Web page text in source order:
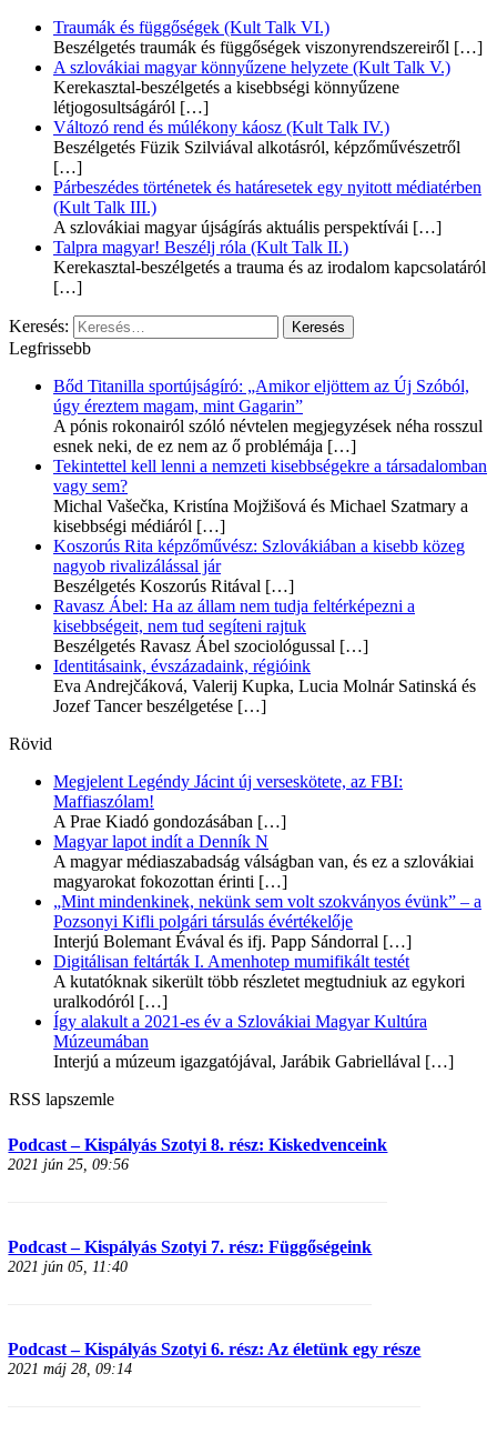
Traumák és függőségek (Kult Talk VI.)
Beszélgetés traumák és függőségek viszonyrendszereiről […]
A szlovákiai magyar könnyűzene helyzete (Kult Talk V.)
Kerekasztal-beszélgetés a kisebbségi könnyűzene
létjogosultságáról […]
Változó rend és múlékony káosz (Kult Talk IV.)
Beszélgetés Füzik Szilviával alkotásról, képzőművészetről
[…]
Párbeszédes történetek és határesetek egy nyitott médiatérben
(Kult Talk III.)
A szlovákiai magyar újságírás aktuális perspektívái […]
Talpra magyar! Beszélj róla (Kult Talk II.)
Kerekasztal-beszélgetés a trauma és az irodalom kapcsolatáról
[…]
Keresés:
Legfrissebb
Bőd Titanilla sportújságíró: „Amikor eljöttem az Új Szóból,
úgy éreztem magam, mint Gagarin”
A pónis rokonairól szóló névtelen megjegyzések néha rosszul
esnek neki, de ez nem az ő problémája […]
Tekintettel kell lenni a nemzeti kisebbségekre a társadalomban
vagy sem?
Michal Vašečka, Kristína Mojžišová és Michael Szatmary a
kisebbségi médiáról […]
Koszorús Rita képzőművész: Szlovákiában a kisebb közeg
nagyob rivalizálással jár
Beszélgetés Koszorús Ritával […]
Ravasz Ábel: Ha az állam nem tudja feltérképezni a
kisebbségeit, nem tud segíteni rajtuk
Beszélgetés Ravasz Ábel szociológussal […]
Identitásaink, évszázadaink, régióink
Eva Andrejčáková, Valerij Kupka, Lucia Molnár Satinská és
Jozef Tancer beszélgetése […]
Rövid
Megjelent Legéndy Jácint új verseskötete, az FBI:
Maffiaszólam!
A Prae Kiadó gondozásában […]
Magyar lapot indít a Denník N
A magyar médiaszabadság válságban van, és ez a szlovákiai
magyarokat fokozottan érinti […]
„Mint mindenkinek, nekünk sem volt szokványos évünk” – a
Pozsonyi Kifli polgári társulás évértékelője
Interjú Bolemant Évával és ifj. Papp Sándorral […]
Digitálisan feltárták I. Amenhotep mumifikált testét
A kutatóknak sikerült több részletet megtudniuk az egykori
uralkodóról […]
Így alakult a 2021-es év a Szlovákiai Magyar Kultúra
Múzeumában
Interjú a múzeum igazgatójával, Jarábik Gabriellával […]
RSS lapszemle
Podcast – Kispályás Szotyi 8. rész: Kiskedvenceink
2021 jún 25, 09:56
Podcast – Kispályás Szotyi 7. rész: Függőségeink
2021 jún 05, 11:40
Podcast – Kispályás Szotyi 6. rész: Az életünk egy része
2021 máj 28, 09:14